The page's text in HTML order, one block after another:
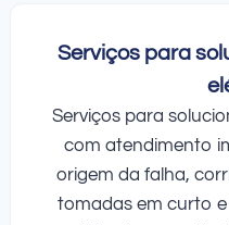
Serviços para
Serviços para
com atendimento
origem da falha,
tomadas em curto e